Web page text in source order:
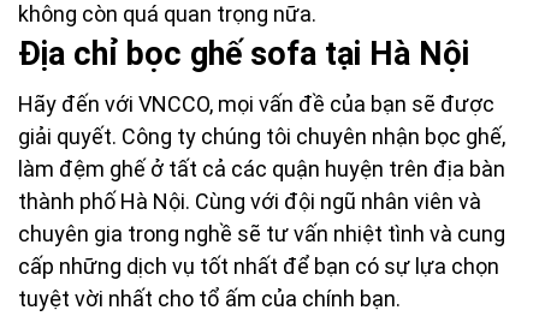
không còn quá quan trọng nữa.
Địa chỉ bọc ghế sofa tại Hà Nội
Hãy đến với VNCCO, mọi vấn đề của bạn sẽ được
giải quyết. Công ty chúng tôi chuyên nhận bọc ghế,
làm đệm ghế ở tất cả các quận huyện trên địa bàn
thành phố Hà Nội. Cùng với đội ngũ nhân viên và
chuyên gia trong nghề sẽ tư vấn nhiệt tình và cung
cấp những dịch vụ tốt nhất để bạn có sự lựa chọn
tuyệt vời nhất cho tổ ấm của chính bạn.